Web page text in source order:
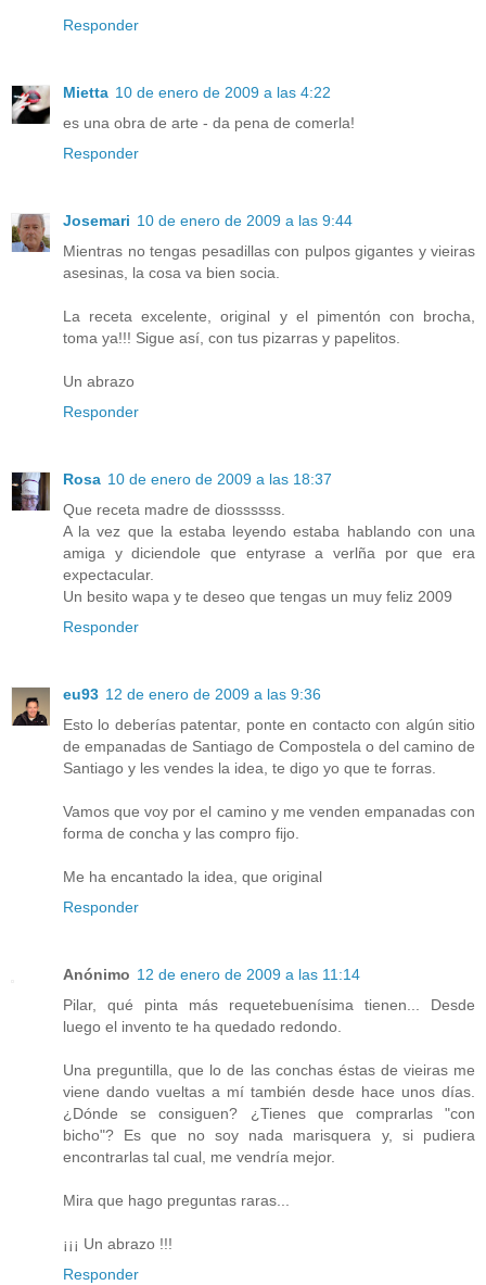
Responder
Mietta 10 de enero de 2009 a las 4:22
es una obra de arte - da pena de comerla!
Responder
Josemari 10 de enero de 2009 a las 9:44
Mientras no tengas pesadillas con pulpos gigantes y vieiras
asesinas, la cosa va bien socia.
La receta excelente, original y el pimentón con brocha,
toma ya!!! Sigue así, con tus pizarras y papelitos.
Un abrazo
Responder
Rosa 10 de enero de 2009 a las 18:37
Que receta madre de diossssss.
A la vez que la estaba leyendo estaba hablando con una
amiga y diciendole que entyrase a verlña por que era
expectacular.
Un besito wapa y te deseo que tengas un muy feliz 2009
Responder
eu93 12 de enero de 2009 a las 9:36
Esto lo deberías patentar, ponte en contacto con algún sitio
de empanadas de Santiago de Compostela o del camino de
Santiago y les vendes la idea, te digo yo que te forras.
Vamos que voy por el camino y me venden empanadas con
forma de concha y las compro fijo.
Me ha encantado la idea, que original
Responder
Anónimo 12 de enero de 2009 a las 11:14
Pilar, qué pinta más requetebuenísima tienen... Desde
luego el invento te ha quedado redondo.
Una preguntilla, que lo de las conchas éstas de vieiras me
viene dando vueltas a mí también desde hace unos días.
¿Dónde se consiguen? ¿Tienes que comprarlas "con
bicho"? Es que no soy nada marisquera y, si pudiera
encontrarlas tal cual, me vendría mejor.
Mira que hago preguntas raras...
¡¡¡ Un abrazo !!!
Responder